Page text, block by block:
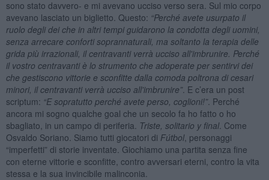
sono stato davvero- e mi avevano ucciso verso sera. Sul mio corpo
avevano lasciato un biglietto. Questo: “Perché avete usurpato il
ruolo degli dei che in altri tempi guidarono la condotta degli uomini,
senza arrecare conforti soprannaturali, ma soltanto la terapia delle
grida più irrazionali, il centravanti verrà ucciso all'imbrunire. Perché
il vostro centravanti è lo strumento che adoperate per sentirvi dei
che gestiscono vittorie e sconfitte dalla comoda poltrona di cesari
minori, il centravanti verrà ucciso all'imbrunire”. E c’era un post
scriptum: “E sopratutto perché avete perso, coglioni!”. Perché
ancora mi sogno qualche goal che un secolo fa ho fatto o ho
sbagliato, in un campo di periferia. Triste, solitario y final. Come
Osvaldo Soriano. Siamo tutti giocatori di Fútbol, personaggi
“imperfetti” di storie inventate. Giochiamo una partita senza fine
con eterne vittorie e sconfitte, contro avversari eterni, contro la vita
stessa e la sua invincibile malinconia.